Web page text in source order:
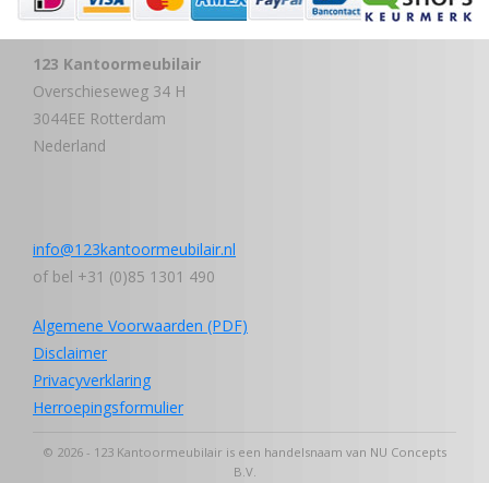
123 Kantoormeubilair
Overschieseweg 34 H
3044EE Rotterdam
Nederland
info@123kantoormeubilair.nl
of bel +31 (0)85 1301 490
Algemene Voorwaarden (PDF)
Disclaimer
Privacyverklaring
Herroepingsformulier
© 2026 - 123 Kantoormeubilair is een handelsnaam van NU Concepts
B.V.